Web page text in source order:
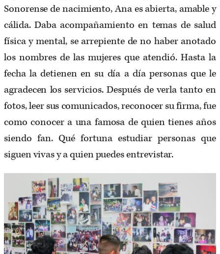
Sonorense de nacimiento, Ana es abierta, amable y
cálida. Daba acompañamiento en temas de salud
física y mental, se arrepiente de no haber anotado
los nombres de las mujeres que atendió. Hasta la
fecha la detienen en su día a día personas que le
agradecen los servicios. Después de verla tanto en
fotos, leer sus comunicados, reconocer su firma, fue
como conocer a una famosa de quien tienes años
siendo fan. Qué fortuna estudiar personas que
siguen vivas y a quien puedes entrevistar.